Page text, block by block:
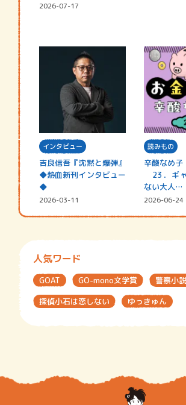
2026-07-17
インタビュー
吉良信吾『沈黙と爆弾』
◆熱血新刊インタビュー
◆
2026-03-11
読みもの
辛酸なめ子
23．ギ
ない大人…
2026-06-24
人気ワード
GOAT GO-mono文学賞
警察小
探偵小石は恋しない
ゆっきゅん